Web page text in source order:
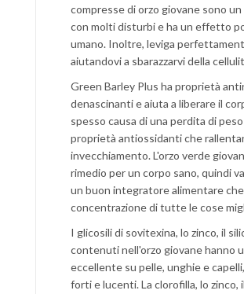
compresse di orzo giovane sono
con molti disturbi e ha un effetto
umano. Inoltre, leviga
aiutandovi a sbarazzarvi della
Green Barley Plus ha proprietà
denascinanti e aiuta a liberare il
spesso causa di una perdita di
proprietà antiossidanti che
invecchiamento. L'orzo verde
rimedio per un corpo sano, quindi
un buon integratore alimentare
concentrazione di tutte le cose
I glicosili di sovitexina, lo zinco, il
contenuti nell'orzo giovane hanno
eccellente su pelle, unghie e
forti e lucenti. La clorofilla, lo zinco,